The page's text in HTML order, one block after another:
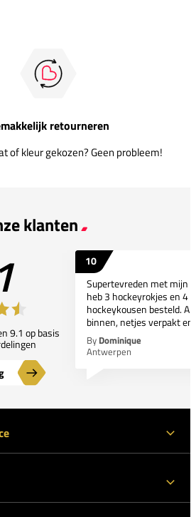
retourneren
of kleur gekozen? Geen probleem!
klanten
9.1 op basis
10
Supertevreden met mijn
heb 3 hockeyrokjes en 4
hockeykousen besteld.
binnen, netjes verpakt
By Dominique
Antwerpen